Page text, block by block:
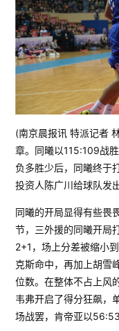
(南京晨报讯 特派记者
章。同曦以115:109战
负多胜少后，同曦终于
投资人陈广川给球队发
同曦的开局显得有些畏
节，三外援的同曦开局
2+1，场上分差被缩小
克斯命中，再加上胡雪
位数。在整体不占上风
韦弗开启了得分狂飙，
场战罢，肯帝亚以56:53